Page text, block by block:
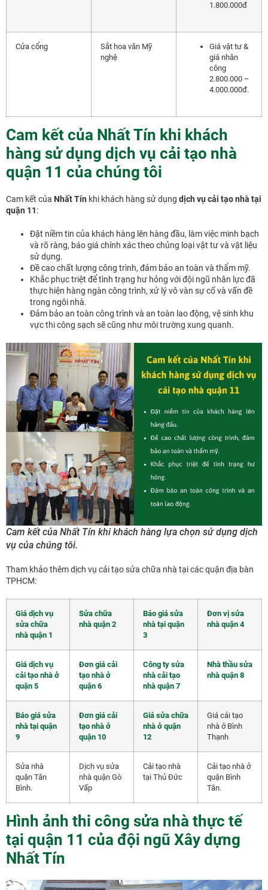
1.800.000đ
Cửa cổng
Sắt hoa văn Mỹ
nghệ
Giá vật tư &
giá nhân
công
2.800.000 –
4.000.000đ.
Cam kết của Nhất Tín khi khách
hàng sử dụng dịch vụ cải tạo nhà
quận 11 của chúng tôi
Cam kết của Nhất Tín khi khách hàng sử dụng dịch vụ cải tạo nhà tại
quận 11:
Đặt niềm tin của khách hàng lên hàng đầu, làm việc minh bạch
và rõ ràng, báo giá chính xác theo chủng loại vật tư và vật liệu
sử dụng.
Đề cao chất lượng công trình, đảm bảo an toàn và thẩm mỹ.
Khắc phục triệt để tình trạng hư hỏng với đội ngũ nhân lực đã
thực hiện hàng ngàn công trình, xử lý vô vàn sự cố và vấn đề
trong ngôi nhà.
Đảm bảo an toàn công trình và an toàn lao động, vệ sinh khu
vực thi công sạch sẽ cũng như môi trường xung quanh.
Cam kết của Nhất Tín khi khách hàng lựa chọn sử dụng dịch
vụ của chúng tôi.
Tham khảo thêm dịch vụ cải tạo sửa chữa nhà tại các quận địa bàn
TPHCM:
Giá dịch vụ
sửa chữa
nhà quận 1
Sửa chữa
nhà quận 2
Báo giá sửa
nhà tại quận
3
Đơn vị sửa
nhà quận 4
Giá dịch vụ
cải tạo nhà ở
quận 5
Đơn giá cải
tạo nhà ở
quận 6
Công ty sửa
nhà cải tạo
nhà quận 7
Nhà thầu sửa
nhà quận 8
Báo giá sửa
nhà tại quận
9
Đơn giá cải
tạo nhà ở
quận 10
Giá sửa chữa
nhà ở quận
12
Giá cải tạo
nhà ở Bình
Thạnh
Sửa nhà
quận Tân
Bình.
Dịch vụ sửa
nhà quận Gò
Vấp
Cải tạo nhà
tại Thủ Đức
Cải tạo nhà ở
quận Bình
Tân.
Hình ảnh thi công sửa nhà thực tế
tại quận 11 của đội ngũ Xây dựng
Nhất Tín